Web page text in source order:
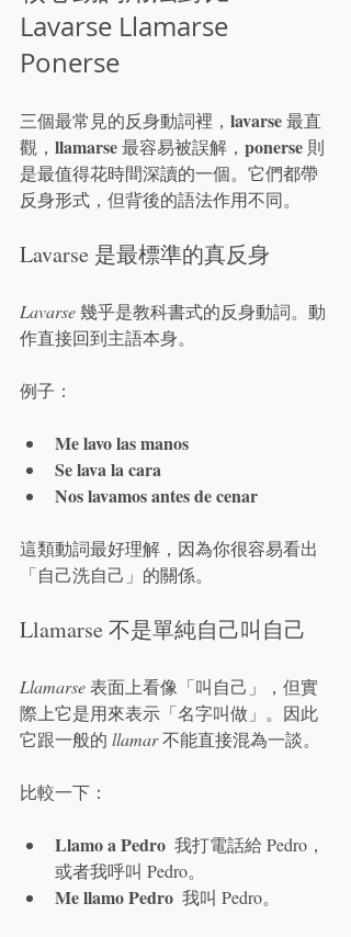
Lavarse Llamarse
Ponerse
三個最常見的反身動詞裡， lavarse 最直
觀， llamarse 最容易被誤解， ponerse 則
是最值得花時間深讀的一個。它們都帶
反身形式，但背後的語法作用不同。
Lavarse 是最標準的真反身
Lavarse 幾乎是教科書式的反身動詞。動
作直接回到主語本身。
例子：
Me lavo las manos
Se lava la cara
Nos lavamos antes de cenar
這類動詞最好理解，因為你很容易看出
「自己洗自己」的關係。
Llamarse 不是單純自己叫自己
Llamarse 表面上看像「叫自己」，但實
際上它是用來表示「名字叫做」。因此
它跟一般的 llamar 不能直接混為一談。
比較一下：
Llamo a Pedro
  我打電話給 Pedro，
或者我呼叫 Pedro。
Me llamo Pedro
  我叫 Pedro。